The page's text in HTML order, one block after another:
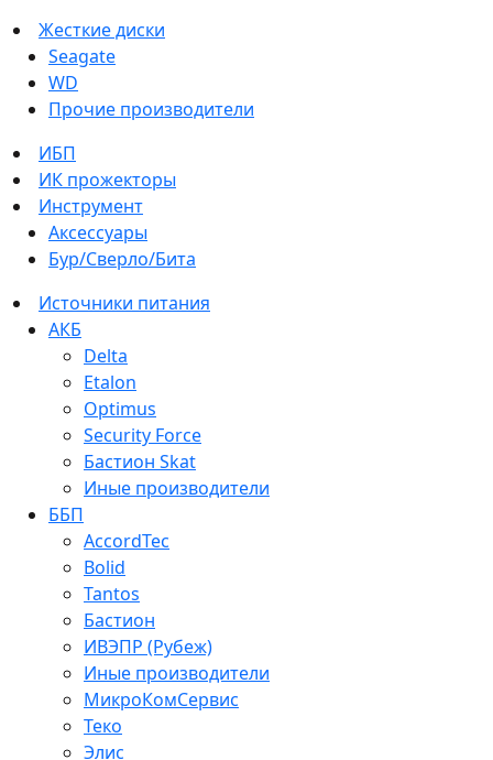
Жесткие диски
Seagate
WD
Прочие производители
ИБП
ИК прожекторы
Инструмент
Аксессуары
Бур/Сверло/Бита
Источники питания
АКБ
Delta
Etalon
Optimus
Security Force
Бастион Skat
Иные производители
ББП
AccordTec
Bolid
Tantos
Бастион
ИВЭПР (Рубеж)
Иные производители
МикроКомСервис
Теко
Элис